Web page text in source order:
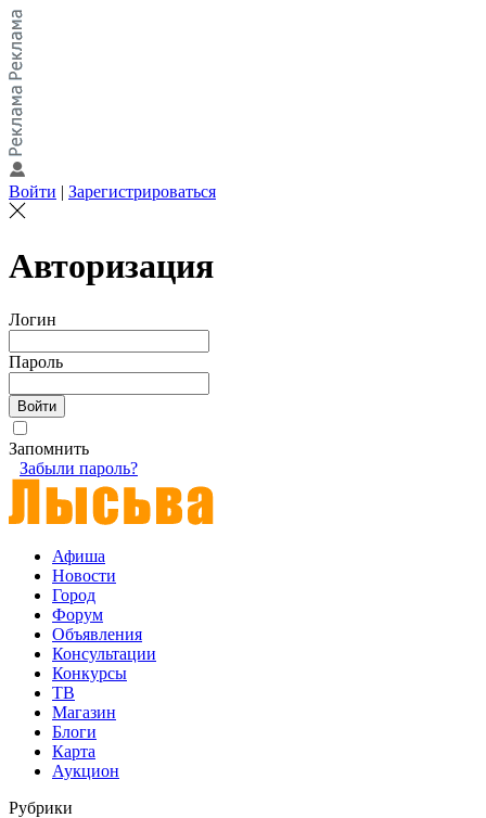
Войти | Зарегистрироваться
Авторизация
Логин
Пароль
Запомнить
Забыли пароль?
Афиша
Новости
Город
Форум
Объявления
Консультации
Конкурсы
ТВ
Магазин
Блоги
Карта
Аукцион
Рубрики